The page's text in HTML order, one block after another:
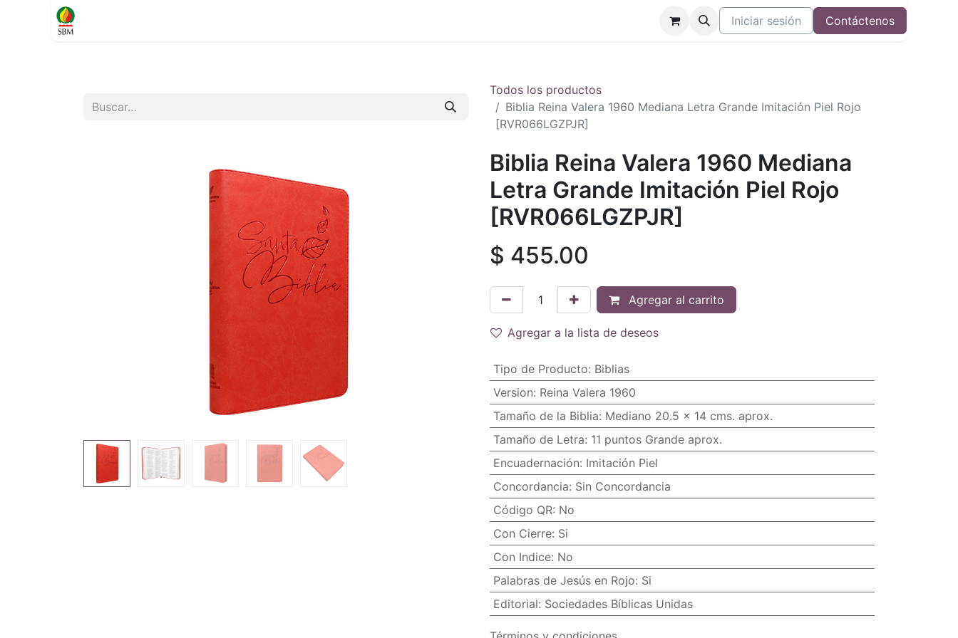
Iniciar sesión Contáctenos
Todos los productos
Biblia Reina Valera 1960 Mediana Letra Grande Imitación Piel Rojo
[RVR066LGZPJR]
Biblia Reina Valera 1960 Mediana
Letra Grande Imitación Piel Rojo
[RVR066LGZPJR]
$ 455.00
Agregar al carrito
Agregar a la lista de deseos
Tipo de Producto: Biblias
Version: Reina Valera 1960
Tamaño de la Biblia: Mediano 20.5 x 14 cms. aprox.
Tamaño de Letra: 11 puntos Grande aprox.
Encuadernación: Imitación Piel
Concordancia: Sin Concordancia
Código QR: No
Con Cierre: Si
Con Indice: No
Palabras de Jesús en Rojo: Si
Editorial: Sociedades Bíblicas Unidas